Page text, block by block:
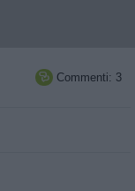
 Commenti: 3